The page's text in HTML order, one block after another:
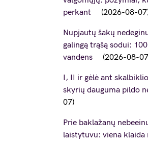
perkant
2026-08-07
Nupjautų šakų
galingą trąšą sodui:
vandens
2026-08-07
I, II ir gėlė ant
skyrių dauguma pildo
07
Prie baklažanų
laistytuvu: viena klaida